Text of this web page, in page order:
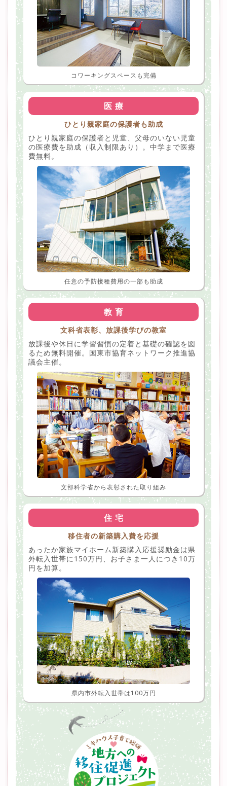
コワーキングスペースも完備
医 療
ひとり親家庭の保護者も助成
ひとり親家庭の保護者と児童、父母のいない児童
の医療費を助成（収入制限あり）。中学まで医療
費無料。
任意の予防接種費用の一部も助成
教 育
文科省表彰、放課後学びの教室
放課後や休日に学習習慣の定着と基礎の確認を図
るため無料開催。国東市協育ネットワーク推進協
議会主催。
文部科学省から表彰された取り組み
住 宅
移住者の新築購入費を応援
あったか家族マイホーム新築購入応援奨励金は県
外転入世帯に150万円、お子さま一人につき10万
円を加算。
県内市外転入世帯は100万円